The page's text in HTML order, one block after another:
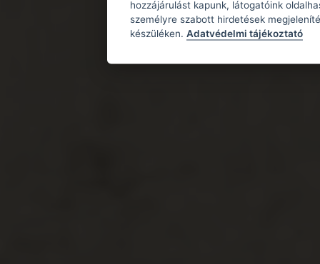
hozzájárulást kapunk, látogatóink
személyre szabott hirdetések
készüléken. Adatvédelmi tájékoztató